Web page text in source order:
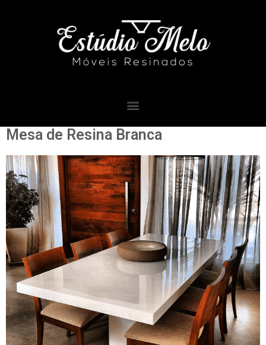
Mesa de Resina Branca